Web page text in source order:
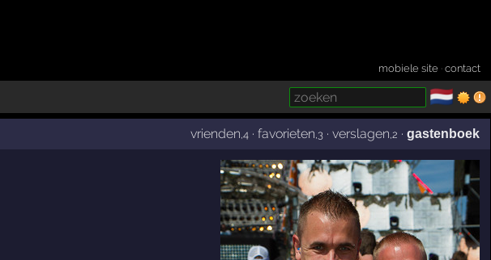
mobiele site ·contact
🇳🇱
vrienden ,4 ·favorieten ,3 ·verslagen ,2 ·gastenboek